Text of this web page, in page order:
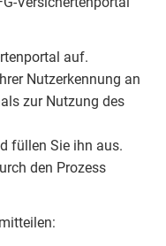
auf.
Nutzerkennung an
zur Nutzung des
füllen Sie ihn aus.
den Prozess